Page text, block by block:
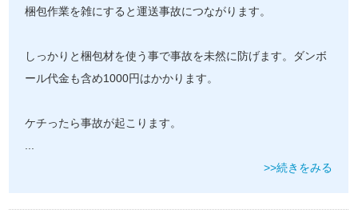
梱包作業を雑にすると運送事故につながります。
しっかりと梱包材を使う事で事故を未然に防げます。ダンボ
ール代金も含め1000円はかかります。
ケチったら事故が起こります。
...
>>続きをみる